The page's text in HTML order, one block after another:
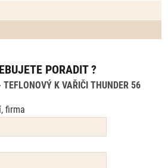
PORADIT ?
K VAŘIČI THUNDER 56
firma